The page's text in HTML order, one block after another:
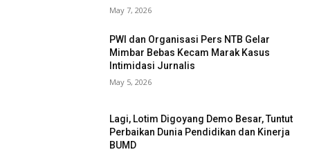
May 7, 2026
PWI dan Organisasi Pers NTB Gelar
Mimbar Bebas Kecam Marak Kasus
Intimidasi Jurnalis
May 5, 2026
Lagi, Lotim Digoyang Demo Besar, Tuntut
Perbaikan Dunia Pendidikan dan Kinerja
BUMD